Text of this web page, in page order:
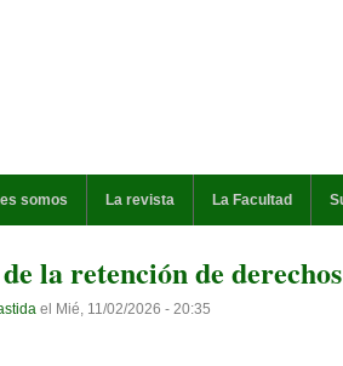
somos La revista La Facultad
la retención de
el Mié, 11/02/2026 - 20:35